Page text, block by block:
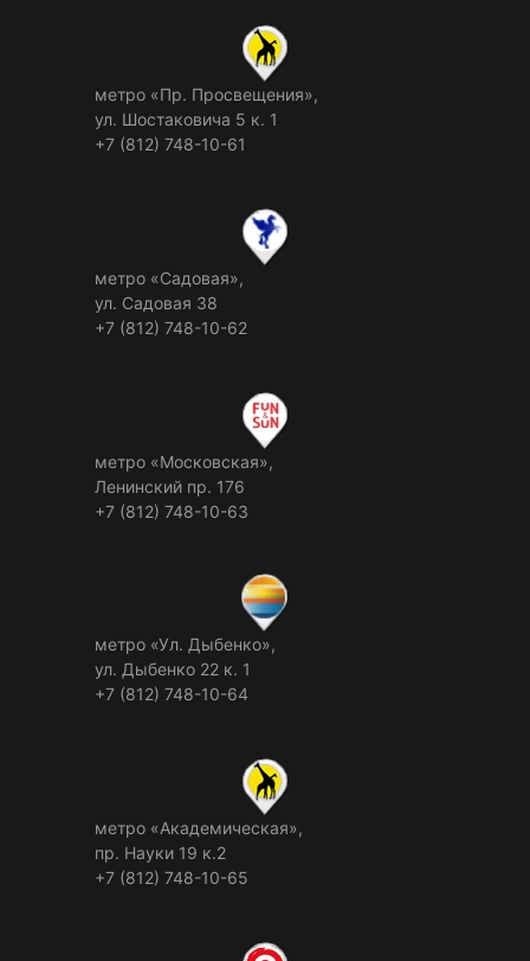
метро «Пр. Просвещения»,
ул. Шостаковича 5 к. 1
+7 (812) 748-10-61
метро «Садовая»,
ул. Садовая 38
+7 (812) 748-10-62
метро «Московская»,
Ленинский пр. 176
+7 (812) 748-10-63
метро «Ул. Дыбенко»,
ул. Дыбенко 22 к. 1
+7 (812) 748-10-64
метро «Академическая»,
пр. Науки 19 к.2
+7 (812) 748-10-65